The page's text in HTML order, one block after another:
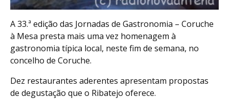
A 33.ª edição das Jornadas de Gastronomia – Coruche
à Mesa presta mais uma vez homenagem à
gastronomia típica local, neste fim de semana, no
concelho de Coruche.
Dez restaurantes aderentes apresentam propostas
de degustação que o Ribatejo oferece.